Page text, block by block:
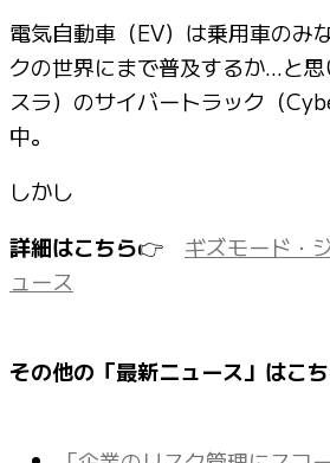
電気自動車（EV）は乗用車のみ
クの世界にまで普及するか…と
スラ）のサイバートラック（
中。
しかし
詳細はこちら👉 ギズモード・
ュース
その他の「最新ニュース」はこ